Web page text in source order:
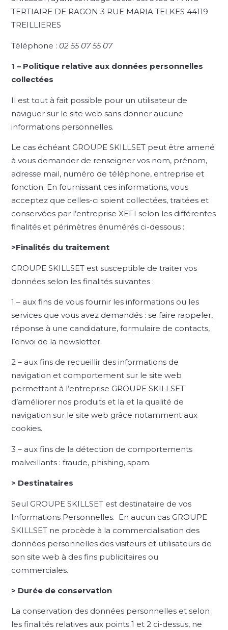
TERTIAIRE DE RAGON 3 RUE MARIA TELKES 44119
TREILLIERES
Téléphone : 02 55 07 55 07
1 – Politique relative aux données personnelles
collectées
Il est tout à fait possible pour un utilisateur de
naviguer sur le site web sans donner aucune
informations personnelles.
Le cas échéant GROUPE SKILLSET peut être amené
à vous demander de renseigner vos nom, prénom,
adresse mail, numéro de téléphone, entreprise et
fonction. En fournissant ces informations, vous
acceptez que celles-ci soient collectées, traitées et
conservées par l’entreprise XEFI selon les différentes
finalités et périmètres énumérés ci-dessous :
>Finalités du traitement
GROUPE SKILLSET est susceptible de traiter vos
données selon les finalités suivantes :
1 – aux fins de vous fournir les informations ou les
services que vous avez demandés : se faire rappeler,
réponse à une candidature, formulaire de contacts,
l’envoi de la newsletter.
2 – aux fins de recueillir des informations de
navigation et comportement sur le site web
permettant à l’entreprise GROUPE SKILLSET
d’améliorer nos produits et la et la qualité de
navigation sur le site web grâce notamment aux
cookies.
3 – aux fins de la détection de comportements
malveillants : fraude, phishing, spam.
> Destinataires
Seul GROUPE SKILLSET est destinataire de vos
Informations Personnelles. En aucun cas GROUPE
SKILLSET ne procède à la commercialisation des
données personnelles des visiteurs et utilisateurs de
son site web à des fins publicitaires ou
commerciales.
> Durée de conservation
La conservation des données personnelles et selon
les finalités relatives aux points 1 et 2 ci-dessus, ne